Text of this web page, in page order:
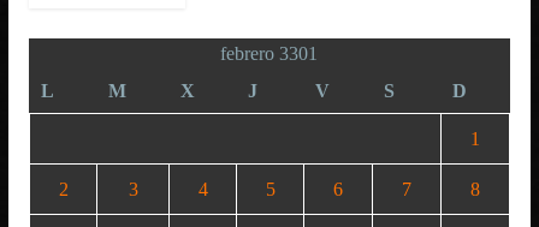
febrero 3301
L
M X J V S D
1
2 3 4 5 6 7 8